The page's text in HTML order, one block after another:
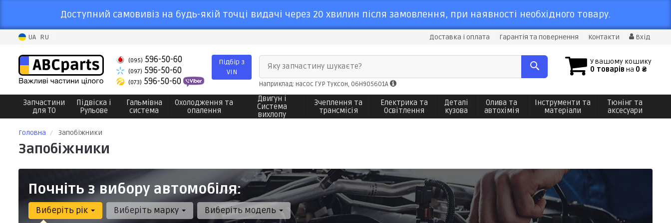
Доступний самовивіз на будь-якій точці видачі через 20 хвилин після замовлення, при наявності необхідного товару.
UA RU Доставка і оплата Гарантія та повернення Контакти Вхід
(095) 596-50-60
(097) 596-50-60
(073) 596-50-60
Підбір з
VIN
У вашому кошику
0 товарів на 0 ₴
Яку запчастину шукаєте?
Наприклад: насос ГУР Туксон, 06H905601A
Запчастини
для ТО
Підвіска і
Рульове
Гальмівна
система
Охолодження та
опалення
Двигун і
Система
вихлопу
Зчеплення та
трансмісія
Електрика та
Освітлення
Деталі
кузова
Олива та
автохімія
Інструменти та
матеріали
Тюнінг та
аксесуари
Головна Запобіжники
Запобіжники
Почніть з вибору автомобіля:
Виберіть рік Виберіть марку Виберіть модель